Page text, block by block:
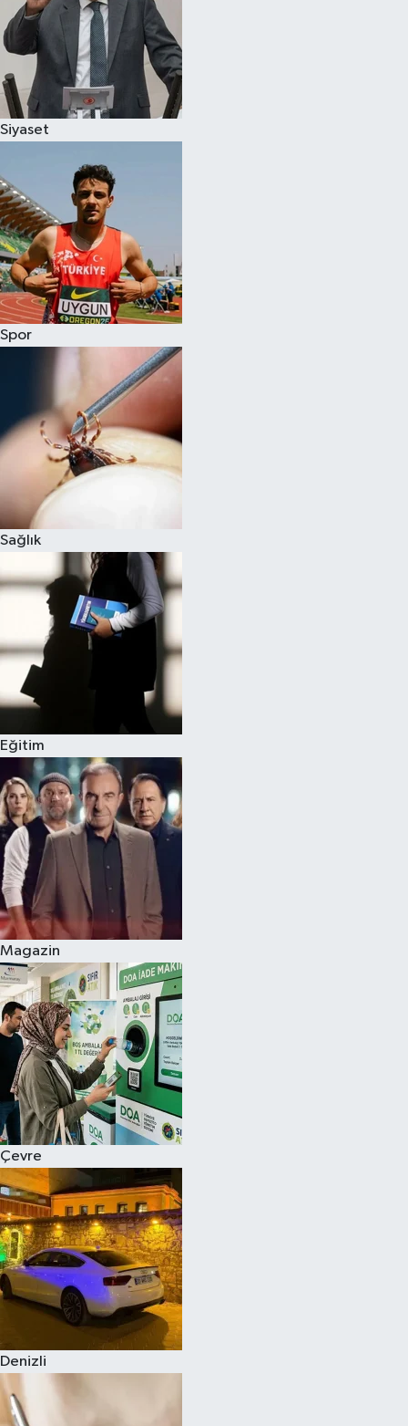
Siyaset
Spor
Sağlık
Eğitim
Magazin
Çevre
Denizli